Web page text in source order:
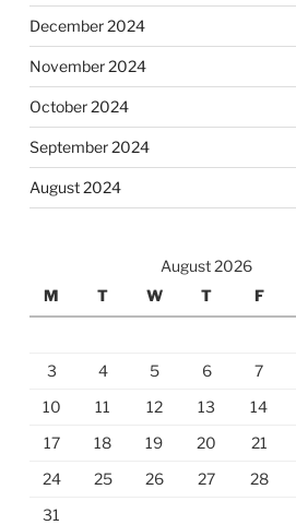
December 2024
November 2024
October 2024
September 2024
August 2024
August 2026
M
T W T F
3
4 5 6 7
10
11 12 13 14
17
18 19 20 21
24
25 26 27 28
31